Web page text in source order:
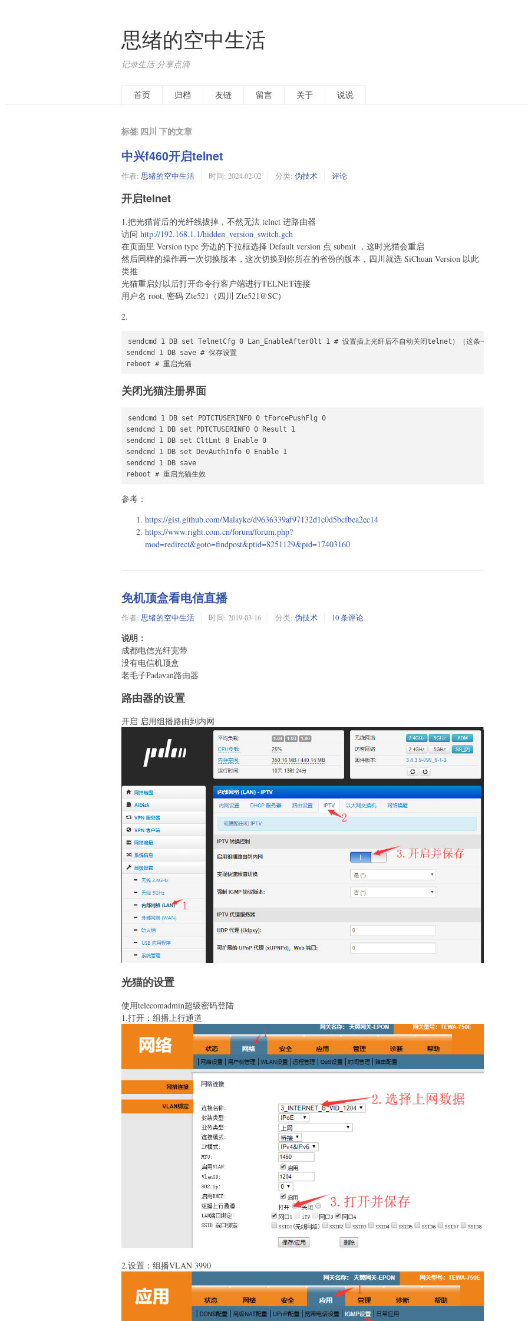
思绪的空中生活
记录生活 分享点滴
首页 归档 友链 留言 关于 说说
标签 四川 下的文章
中兴f460开启telnet
作者: 思绪的空中生活 时间: 2024-02-02 分类: 伪技术 评论
开启telnet
1.把光猫背后的光纤线拔掉，不然无法 telnet 进路由器
访问 http://192.168.1.1/hidden_version_switch.gch
在页面里 Version type 旁边的下拉框选择 Default version 点 submit ，这时光猫会重启
然后同样的操作再一次切换版本，这次切换到你所在的省份的版本，四川就选 SiChuan Version 以此
类推
光猫重启好以后打开命令行客户端进行TELNET连接
用户名 root, 密码 Zte521（四川 Zte521@SC）
2.
sendcmd 1 DB set TelnetCfg 0 Lan_EnableAfterOlt 1 # 设置插上光纤后不自动关闭telnet）（这条一定要修改）
sendcmd 1 DB save # 保存设置
reboot # 重启光猫
关闭光猫注册界面
sendcmd 1 DB set PDTCTUSERINFO 0 tForcePushFlg 0
sendcmd 1 DB set PDTCTUSERINFO 0 Result 1
sendcmd 1 DB set CltLmt 8 Enable 0
sendcmd 1 DB set DevAuthInfo 0 Enable 1
sendcmd 1 DB save
reboot # 重启光猫生效
参考：
https://gist.github.com/Malayke/d9636339af97132d1c0d5bcfbea2ec14
https://www.right.com.cn/forum/forum.php?
mod=redirect&goto=findpost&ptid=8251129&pid=17403160
免机顶盒看电信直播
作者: 思绪的空中生活 时间: 2019-03-16 分类: 伪技术 10 条评论
说明：
成都电信光纤宽带
没有电信机顶盒
老毛子Padavan路由器
路由器的设置
开启 启用组播路由到内网
光猫的设置
使用telecomadmin超级密码登陆
1.打开：组播上行通道
2.设置：组播VLAN 3990